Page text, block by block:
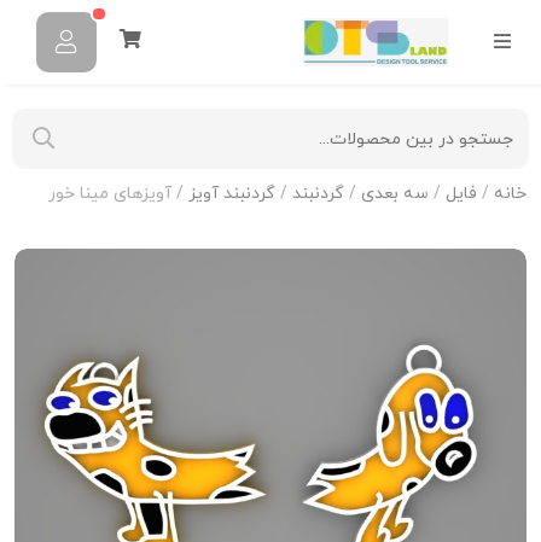
خانه / فایل / سه بعدی / گردنبند / گردنبند آویز / آویزهای مینا خور